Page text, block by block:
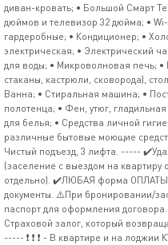
диван-кровать; • Большой Смарт
дюймов и телевизор 32 дюйма; •
гардеробные; • Кондиционер; •
электрическая; • Электрический
для воды; • Микроволновая печь; •
стаканы, кастрюли, сковорода),
Ванна; • Стиральная машина; •
полотенца; • Фен, утюг,
для белья; • Средства личной
различные бытовые моющие
Чистый подъезд, 3 лифта. -----
(заселение с выездом на квартиру
отдельно). ✔️ЛЮБАЯ форма
документы. ⚠️При бронировании/
паспорт для оформления
Страховой залог, который
----- ❗ ❗ ❗ - В квартире и на лоджии